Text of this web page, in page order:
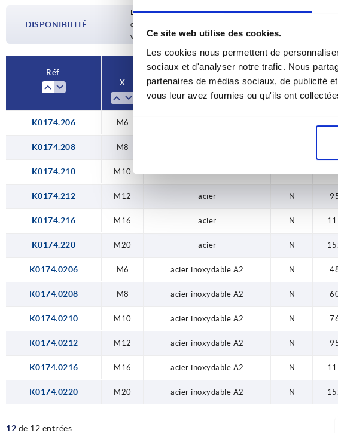
Ce site web utilise des cookies.
Les cookies nous permettent de
sociaux et d'analyser notre trafic. Nous
partenaires de médias sociaux, de publicité
vous leur avez fournies ou qu'ils ont
M12
M20
DISPONIBILITÉ
Les disponibilités sont mises à jour plusieurs fois par jour à
d’expédition confirmée vous est communiquée à l’étape
votre commande.
Réf.
X
Matériau du corps de base Forme A
K0174.206 M6
K0174.208 M8
K0174.210 M10
K0174.212 M12 acier N
K0174.216 M16 acier N
K0174.220 M20 acier N
K0174.0206 M6 acier inoxydable A2 N
K0174.0208 M8 acier inoxydable A2 N
K0174.0210 M10 acier inoxydable A2 N
K0174.0212 M12 acier inoxydable A2 N
K0174.0216 M16 acier inoxydable A2 N
K0174.0220 M20 acier inoxydable A2 N
12 de 12 entrées